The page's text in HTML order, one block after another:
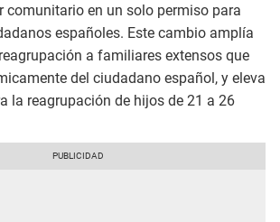
en un solo permiso para
españoles. Este cambio amplía
a familiares extensos que
del ciudadano español, y eleva
la reagrupación de hijos de 21 a 26